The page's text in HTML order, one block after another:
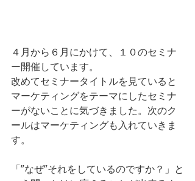
４月から６月にかけて、１０のセミナ
ー開催しています。
改めてセミナータイトルを見ていると
マーケティングをテーマにしたセミナ
ーがないことに気づきました。次のク
ールはマーケティングも入れていきま
す。
「”なぜ”それをしているのですか？」と